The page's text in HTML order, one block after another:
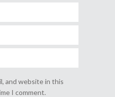
and website in this
I comment.